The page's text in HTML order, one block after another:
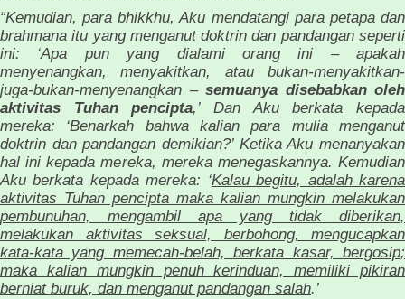
“Kemudian, para bhikkhu, Aku mendatangi para petapa dan
brahmana itu yang menganut doktrin dan pandangan seperti
ini: ‘Apa pun yang dialami orang ini – apakah
menyenangkan, menyakitkan, atau bukan-menyakitkan-
juga-bukan-menyenangkan – semuanya disebabkan oleh
aktivitas Tuhan pencipta,’ Dan Aku berkata kepada
mereka: ‘Benarkah bahwa kalian para mulia menganut
doktrin dan pandangan demikian?’ Ketika Aku menanyakan
hal ini kepada mereka, mereka menegaskannya. Kemudian
Aku berkata kepada mereka: ‘Kalau begitu, adalah karena
aktivitas Tuhan pencipta maka kalian mungkin melakukan
pembunuhan, mengambil apa yang tidak diberikan,
melakukan aktivitas seksual, berbohong, mengucapkan
kata-kata yang memecah-belah, berkata kasar, bergosip;
maka kalian mungkin penuh kerinduan, memiliki pikiran
berniat buruk, dan menganut pandangan salah.’